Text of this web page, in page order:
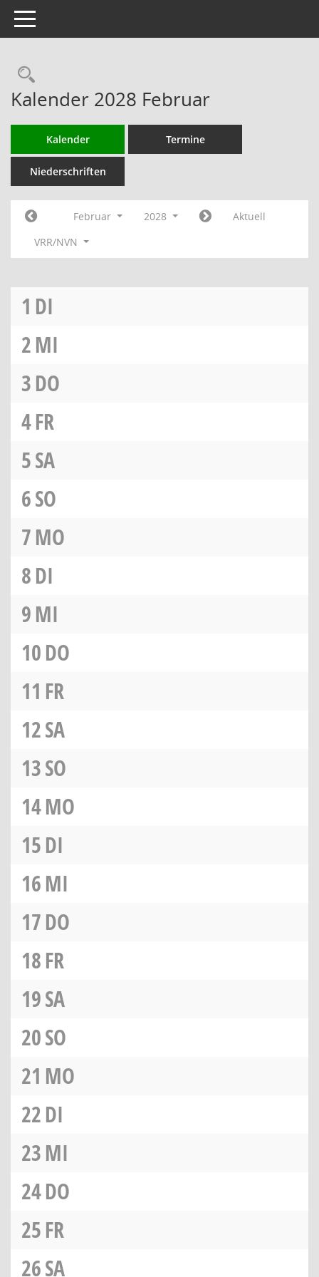
Toggle navigation
Rechercheauswahl
Kalender 2028 Februar
Kalender Termine
Niederschriften
Februar 2028
Aktuell
VRR/NVN
1 DI
2MI
3DO
4FR
5SA
6SO
7MO
8DI
9MI
10DO
11 FR
12SA
13SO
14MO
15DI
16MI
17DO
18FR
19SA
20SO
21 MO
22DI
23MI
24DO
25FR
26SA